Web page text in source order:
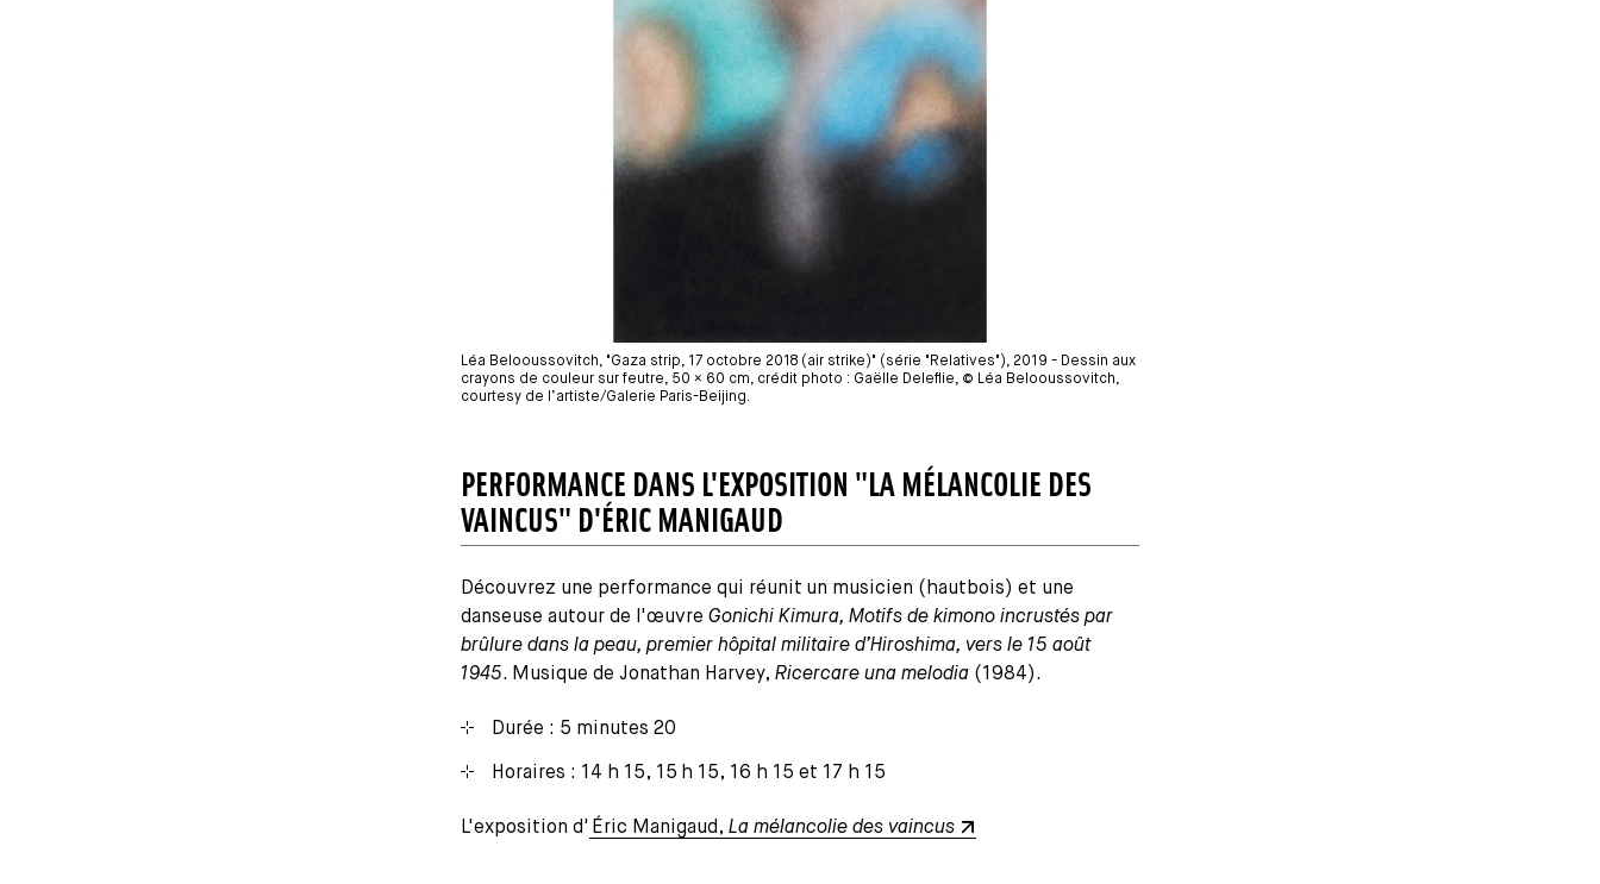
Léa Belooussovitch, "Gaza strip, 17 octobre 2018 (air strike)" (série "Relatives"), 2019 - Dessin aux
crayons de couleur sur feutre, 50 × 60 cm, crédit photo : Gaëlle Deleflie, © Léa Belooussovitch,
courtesy de l’artiste/Galerie Paris-Beijing.
PERFORMANCE DANS L'EXPOSITION "LA MÉLANCOLIE DES
VAINCUS" D'ÉRIC MANIGAUD
Découvrez une performance qui réunit un musicien (hautbois) et une
danseuse autour de l'œuvre Gonichi Kimura, Motifs de kimono incrustés par
brûlure dans la peau, premier hôpital militaire d’Hiroshima, vers le 15 août
1945. Musique de Jonathan Harvey, Ricercare una melodia (1984).
Durée : 5 minutes 20
Horaires : 14 h 15, 15 h 15, 16 h 15 et 17 h 15
L'exposition d' Éric Manigaud, La mélancolie des vaincus